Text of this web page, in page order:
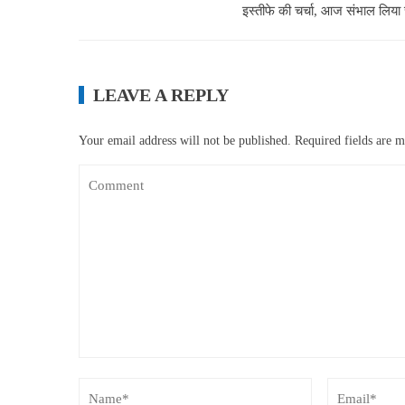
इस्तीफे की चर्चा, आज संभाल लिया
LEAVE A REPLY
Your email address will not be published. Required fields are